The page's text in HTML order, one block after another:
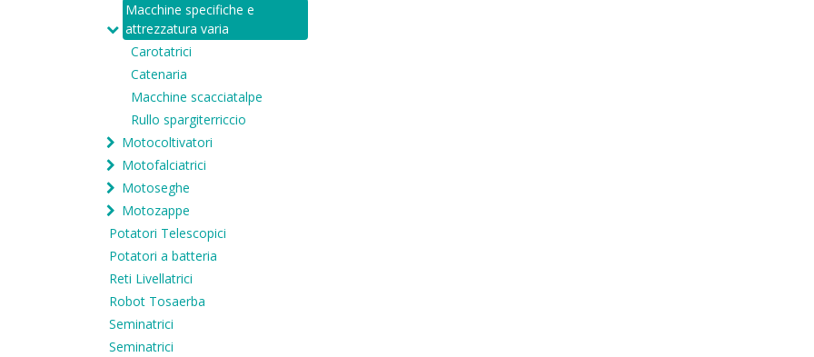
Macchine specifiche e
attrezzatura varia
Carotatrici
Catenaria
Macchine scacciatalpe
Rullo spargiterriccio
Motocoltivatori
Motofalciatrici
Motoseghe
Motozappe
Potatori Telescopici
Potatori a batteria
Reti Livellatrici
Robot Tosaerba
Seminatrici
Seminatrici